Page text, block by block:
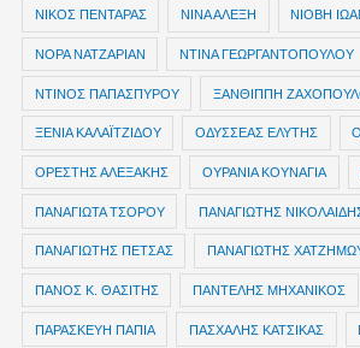
ΝΙΚΟΣ ΠΕΝΤΑΡΑΣ ΝΙΝΑ ΑΛΕΞΗ ΝΙΟΒΗ
ΝΟΡΑ ΝΑΤΖΑΡΙΑΝ ΝΤΙΝΑ ΓΕΩΡΓΑΝΤΟΠΟΥΛΟΥ
ΝΤΙΝΟΣ ΠΑΠΑΣΠΥΡΟΥ ΞΑΝΘΙΠΠΗ
ΞΕΝΙΑ ΚΑΛΑΪΤΖΙΔΟΥ ΟΔΥΣΣΕΑΣ ΕΛΥΤΗΣ
ΟΡΕΣΤΗΣ ΑΛΕΞΑΚΗΣ ΟΥΡΑΝΙΑ ΚΟΥΝΑΓΙΑ
ΠΑΝΑΓΙΩΤΑ ΤΣΟΡΟΥ ΠΑΝΑΓΙΩΤΗΣ
ΠΑΝΑΓΙΩΤΗΣ ΠΕΤΣΑΣ ΠΑΝΑΓΙΩΤΗΣ
ΠΑΝΟΣ Κ. ΘΑΣΙΤΗΣ ΠΑΝΤΕΛΗΣ ΜΗΧΑΝΙΚΟΣ
ΠΑΡΑΣΚΕΥΗ ΠΑΠΙΑ ΠΑΣΧΑΛΗΣ ΚΑΤΣΙΚΑΣ